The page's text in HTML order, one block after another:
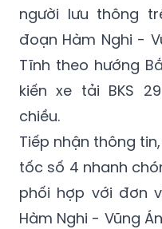
người lưu thông
đoạn Hàm Nghi -
Tĩnh theo hướng
kiến xe tải BKS
chiều.
Tiếp nhận thông
tốc số 4 nhanh
phối hợp với đơn
Hàm Nghi - Vũng